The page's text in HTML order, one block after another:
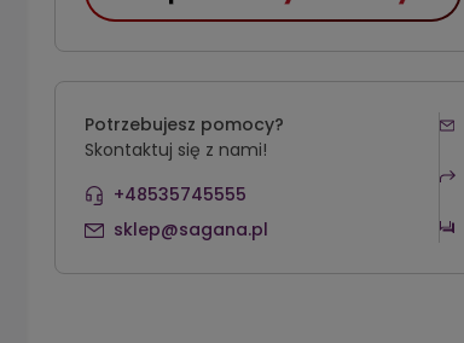
Potrzebujesz pomocy?
Skontaktuj się z nami!
+48535745555
sklep@sagana.pl